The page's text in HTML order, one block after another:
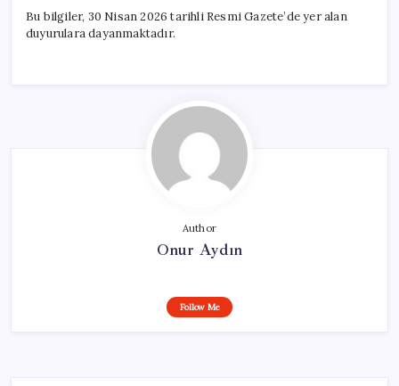
Bu bilgiler, 30 Nisan 2026 tarihli Resmi Gazete’de yer alan
duyurulara dayanmaktadır.
Author
Onur Aydın
Follow Me